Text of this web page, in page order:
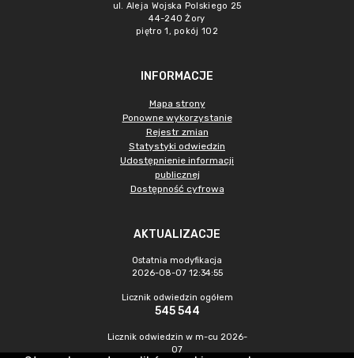
ul. Aleja Wojska Polskiego 25
44-240 Żory
piętro 1, pokój 102
INFORMACJE
Mapa strony
Ponowne wykorzystanie
Rejestr zmian
Statystyki odwiedzin
Udostępnienie informacji
publicznej
Dostępność cyfrowa
AKTUALIZACJE
Ostatnia modyfikacja
2026-08-07 12:34:55
Licznik odwiedzin ogółem
545 544
Licznik odwiedzin w m-cu 2026-
07